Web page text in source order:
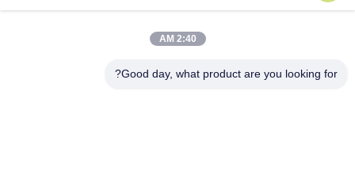
640x480mm
2:40 AM
Good day, what product are you looking for?